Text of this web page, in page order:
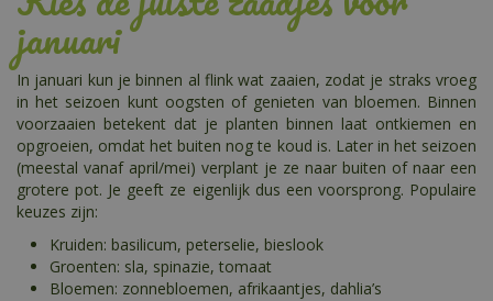
januari
In januari kun je binnen al flink wat zaaien, zodat je straks vroeg
in het seizoen kunt oogsten of genieten van bloemen. Binnen
voorzaaien betekent dat je planten binnen laat ontkiemen en
opgroeien, omdat het buiten nog te koud is. Later in het seizoen
(meestal vanaf april/mei) verplant je ze naar buiten of naar een
grotere pot. Je geeft ze eigenlijk dus een voorsprong. Populaire
keuzes zijn:
Kruiden: basilicum, peterselie, bieslook
Groenten: sla, spinazie, tomaat
Bloemen: zonnebloemen, afrikaantjes, dahlia’s